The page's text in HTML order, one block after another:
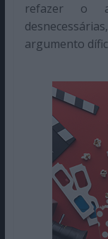
refazer o
argumento